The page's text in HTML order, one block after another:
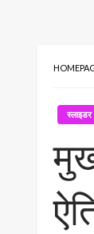
स्लाइडर